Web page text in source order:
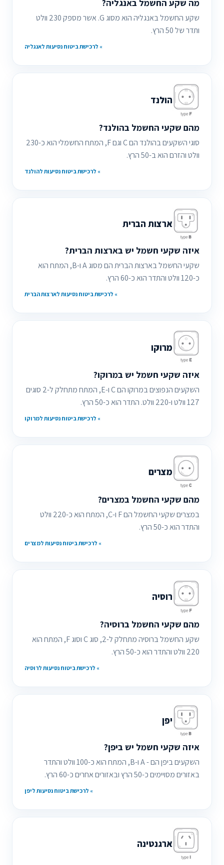
מה שקע החשמל באנגליה?
שקע החשמל באנגליה הוא מסוג G. אשר מספק 230 וולט
ותדר של 50 הרץ.
» לרכישת ביטוח נסיעות לאנגליה
הולנד
מהם שקעי החשמל בהולנד?
סוגי השקעים בהולנד הם C וגם F, המתח החשמלי הוא כ-230
וולט והזרם הוא ב-50 הרץ.
» לרכישת ביטוח נסיעות להולנד
ארצות הברית
איזה שקעי חשמל יש בארצות הברית?
שקעי החשמל בארצות הברית הם מסוג A ו-B, המתח הוא
כ-120 וולט והתדר הוא כ-60 הרץ.
» לרכישת ביטוח נסיעות לארצות הברית
מרוקו
איזה שקעי חשמל יש במרוקו?
השקעים הנפוצים במרוקו הם C ו-E, המתח מתחלק ל-2 סוגים
127 וולט ו-220 וולט. התדר הוא כ-50 הרץ.
» לרכישת ביטוח נסיעות למרוקו
מצרים
מהם שקעי החשמל במצרים?
במצרים שקעי החשמל הם F ו-C, המתח הוא כ-220 וולט
והתדר הוא כ-50 הרץ.
» לרכישת ביטוח נסיעות למצרים
רוסיה
מהם שקעי החשמל ברוסיה?
שקע החשמל ברוסיה מתחלק ל-2, סוג C וסוג F, המתח הוא
220 וולט והתדר הוא כ-50 הרץ.
» לרכישת ביטוח נסיעות לרוסיה
יפן
איזה שקעי חשמל יש ביפן?
השקעים ביפן הם - A ו-B, המתח הוא כ-100 וולט והתדר
באזורים מסויימים כ-50 הרץ ובאזורים אחרים כ-60 הרץ.
» לרכישת ביטוח נסיעות ליפן
ארגנטינה